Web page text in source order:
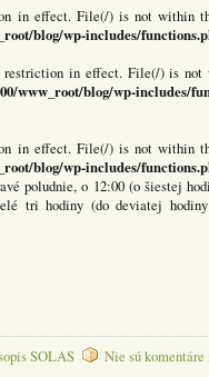
in effect. File(/) is not within
blog/wp-includes/
restriction in effect. File(/) is
www_root/blog/wp-includes/
in effect. File(/) is not within
blog/wp-includes/
poludnie, o 12:00 (o šiestej
tri hodiny (do deviatej
SOLAS Nie sú komentáre